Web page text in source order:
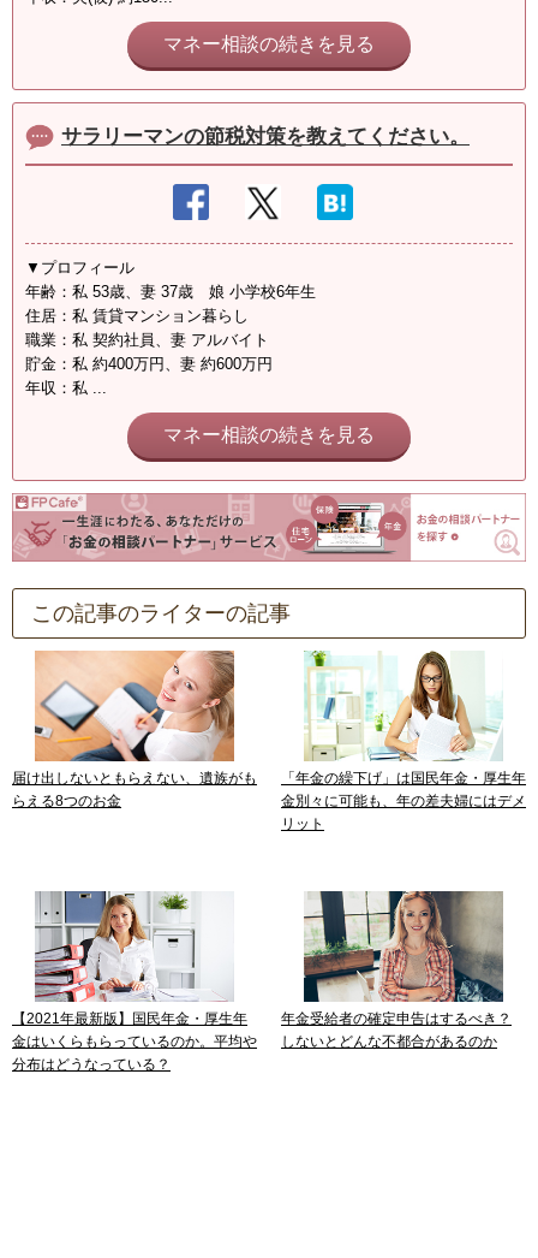
マネー相談の続きを見る
サラリーマンの節税対策を教えてください。
▼プロフィール
年齢：私 53歳、妻 37歳 娘 小学校6年生
住居：私 賃貸マンション暮らし
職業：私 契約社員、妻 アルバイト
貯金：私 約400万円、妻 約600万円
年収：私 ...
マネー相談の続きを見る
この記事のライターの記事
届け出しないともらえない、遺族がも
らえる8つのお金
「年金の繰下げ」は国民年金・厚生年
金別々に可能も、年の差夫婦にはデメ
リット
【2021年最新版】国民年金・厚生年
金はいくらもらっているのか。平均や
分布はどうなっている？
年金受給者の確定申告はするべき？
しないとどんな不都合があるのか